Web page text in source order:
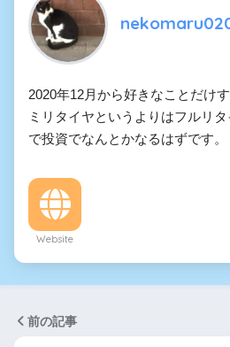
2020年12月から好きなことだけ
ミリタイヤというよりはフルリ
で投資でなんとかなるはずです。
Website
前の記事